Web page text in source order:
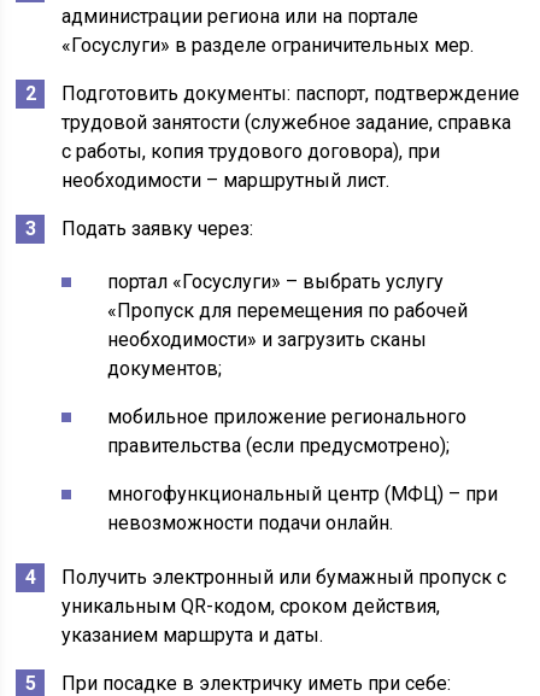
администрации региона или на портале
«Госуслуги» в разделе ограничительных мер.
Подготовить документы: паспорт, подтверждение
трудовой занятости (служебное задание, справка
с работы, копия трудового договора), при
необходимости – маршрутный лист.
Подать заявку через:
портал «Госуслуги» – выбрать услугу
«Пропуск для перемещения по рабочей
необходимости» и загрузить сканы
документов;
мобильное приложение регионального
правительства (если предусмотрено);
многофункциональный центр (МФЦ) – при
невозможности подачи онлайн.
Получить электронный или бумажный пропуск с
уникальным QR-кодом, сроком действия,
указанием маршрута и даты.
При посадке в электричку иметь при себе: